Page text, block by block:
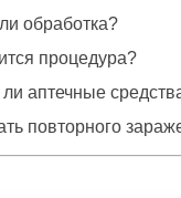
обработка?
процедура?
аптечные
повторного